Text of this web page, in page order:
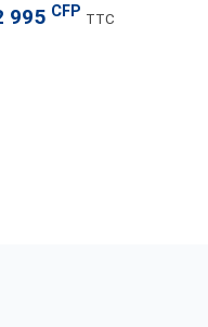
995 CFP TTC